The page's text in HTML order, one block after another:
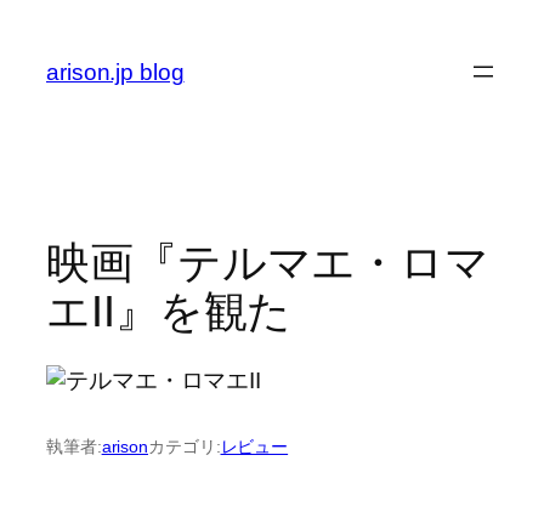
arison.jp blog
映画『テルマエ・ロマ
エII』を観た
執筆者:arisonカテゴリ:レビュー